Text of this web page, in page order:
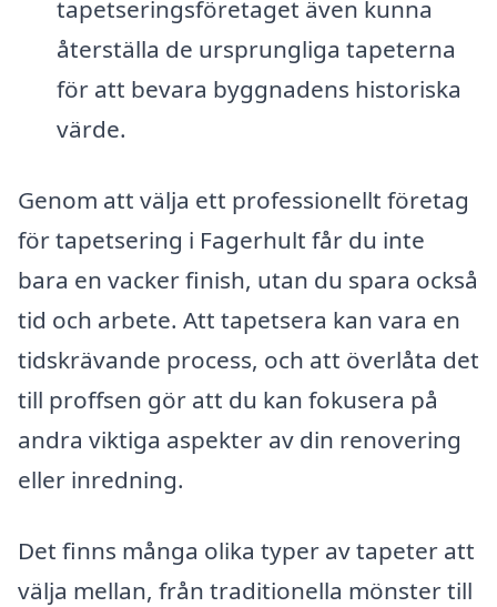
tapetseringsföretaget även kunna
återställa de ursprungliga tapeterna
för att bevara byggnadens historiska
värde.
Genom att välja ett professionellt företag
för tapetsering i Fagerhult får du inte
bara en vacker finish, utan du spara också
tid och arbete. Att tapetsera kan vara en
tidskrävande process, och att överlåta det
till proffsen gör att du kan fokusera på
andra viktiga aspekter av din renovering
eller inredning.
Det finns många olika typer av tapeter att
välja mellan, från traditionella mönster till